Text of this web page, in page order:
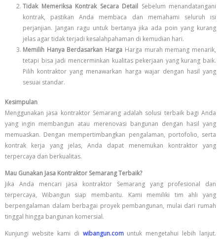
Tidak Memeriksa Kontrak Secara Detail Sebelum menandatangani
kontrak, pastikan Anda membaca dan memahami seluruh isi
perjanjian. Jangan ragu untuk bertanya jika ada poin yang kurang
jelas agar tidak terjadi kesalahpahaman di kemudian hari.
Memilih Hanya Berdasarkan Harga Harga murah memang menarik,
tetapi bisa jadi mencerminkan kualitas pekerjaan yang kurang baik.
Pilih kontraktor yang menawarkan harga wajar dengan hasil yang
sesuai standar.
Kesimpulan
Menggunakan jasa kontraktor Semarang adalah solusi terbaik bagi Anda
yang ingin membangun atau merenovasi bangunan dengan hasil yang
memuaskan. Dengan mempertimbangkan pengalaman, portofolio, serta
kontrak kerja yang jelas, Anda dapat menemukan kontraktor yang
terpercaya dan berkualitas.
Mau Gunakan Jasa Kontraktor Semarang Terbaik?
Jika Anda mencari jasa kontraktor Semarang yang profesional dan
terpercaya, Wibangun siap membantu. Kami memiliki tim ahli yang
berpengalaman dalam berbagai proyek pembangunan, mulai dari rumah
tinggal hingga bangunan komersial.
Kunjungi website kami di wibangun.comuntuk mengetahui lebih lanjut.